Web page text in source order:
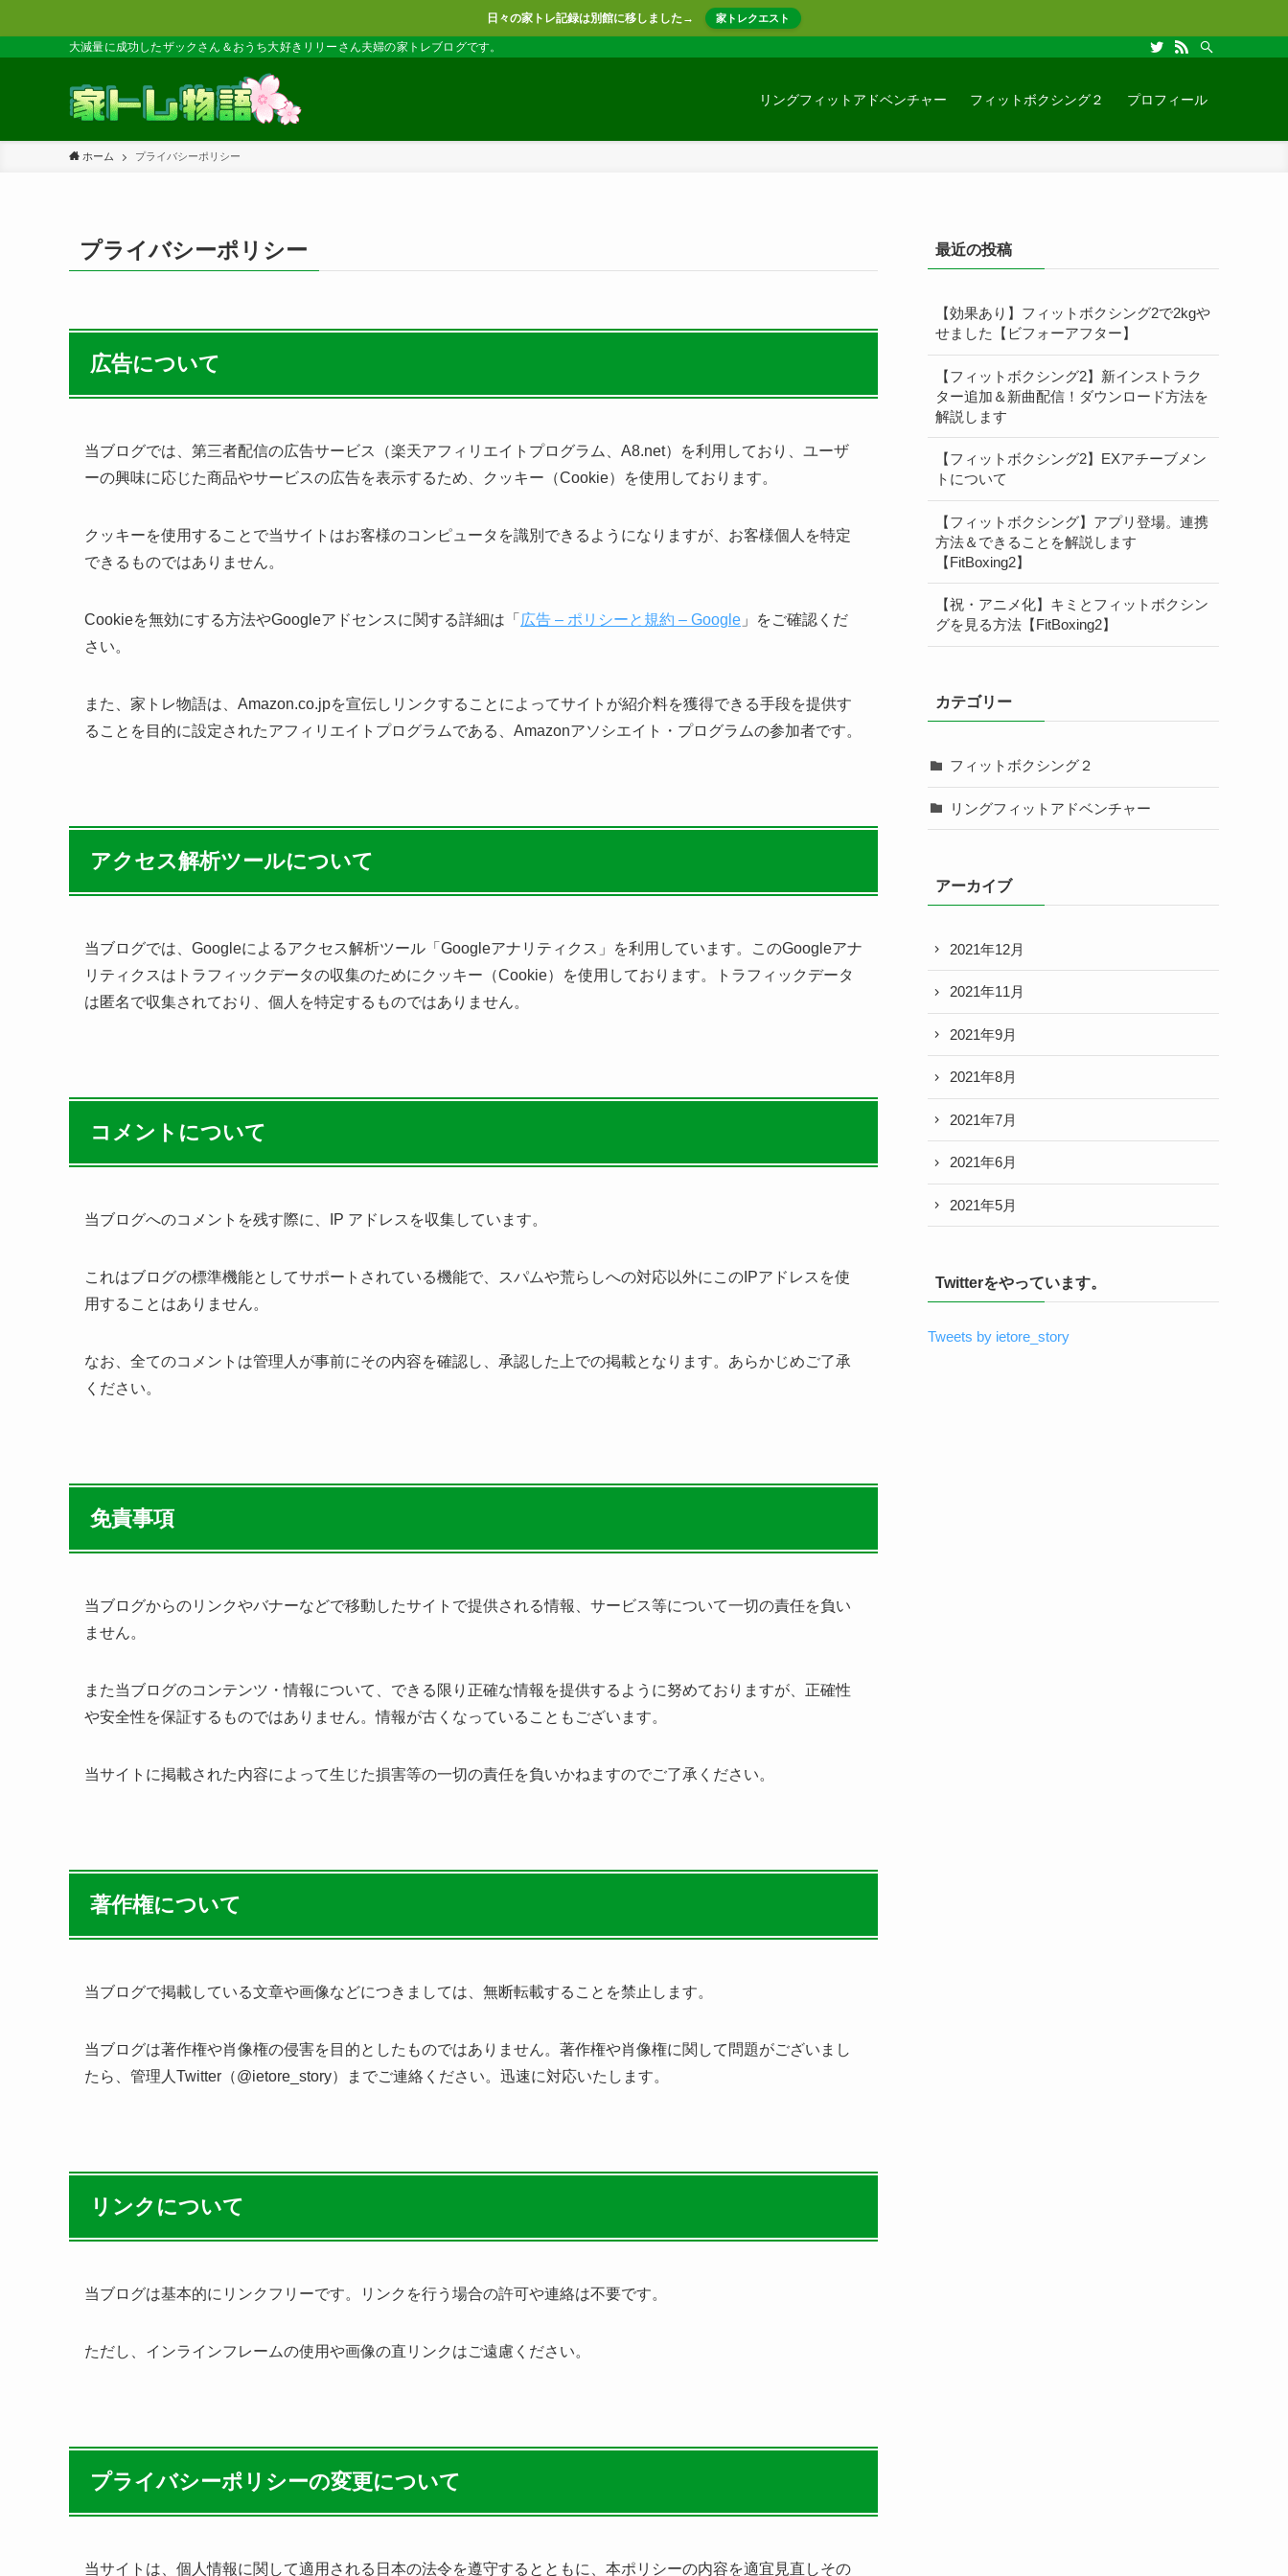
日々の家トレ記録は別館に移しました→ 家トレクエスト
大減量に成功したザックさん＆おうち大好きリリーさん夫婦の家トレブログです。
リングフィットアドベンチャー フィットボクシング２ プロフィール
ホーム プライバシーポリシー
プライバシーポリシー
広告について
当ブログでは、第三者配信の広告サービス（楽天アフィリエイトプログラム、A8.net）を利用しており、ユーザ
ーの興味に応じた商品やサービスの広告を表示するため、クッキー（Cookie）を使用しております。
クッキーを使用することで当サイトはお客様のコンピュータを識別できるようになりますが、お客様個人を特定
できるものではありません。
Cookieを無効にする方法やGoogleアドセンスに関する詳細は「 広告 – ポリシーと規約 – Google 」をご確認くだ
さい。
また、家トレ物語は、Amazon.co.jpを宣伝しリンクすることによってサイトが紹介料を獲得できる手段を提供す
ることを目的に設定されたアフィリエイトプログラムである、Amazonアソシエイト・プログラムの参加者です。
アクセス解析ツールについて
当ブログでは、Googleによるアクセス解析ツール「Googleアナリティクス」を利用しています。このGoogleアナ
リティクスはトラフィックデータの収集のためにクッキー（Cookie）を使用しております。トラフィックデータ
は匿名で収集されており、個人を特定するものではありません。
コメントについて
当ブログへのコメントを残す際に、IP アドレスを収集しています。
これはブログの標準機能としてサポートされている機能で、スパムや荒らしへの対応以外にこのIPアドレスを使
用することはありません。
なお、全てのコメントは管理人が事前にその内容を確認し、承認した上での掲載となります。あらかじめご了承
ください。
免責事項
当ブログからのリンクやバナーなどで移動したサイトで提供される情報、サービス等について一切の責任を負い
ません。
また当ブログのコンテンツ・情報について、できる限り正確な情報を提供するように努めておりますが、正確性
や安全性を保証するものではありません。情報が古くなっていることもございます。
当サイトに掲載された内容によって生じた損害等の一切の責任を負いかねますのでご了承ください。
著作権について
当ブログで掲載している文章や画像などにつきましては、無断転載することを禁止します。
当ブログは著作権や肖像権の侵害を目的としたものではありません。著作権や肖像権に関して問題がございまし
たら、管理人Twitter（@ietore_story）までご連絡ください。迅速に対応いたします。
リンクについて
当ブログは基本的にリンクフリーです。リンクを行う場合の許可や連絡は不要です。
ただし、インラインフレームの使用や画像の直リンクはご遠慮ください。
プライバシーポリシーの変更について
当サイトは、個人情報に関して適用される日本の法令を遵守するとともに、本ポリシーの内容を適宜見直しその
最近の投稿
【効果あり】フィットボクシング2で2kgや
せました【ビフォーアフター】
【フィットボクシング2】新インストラク
ター追加＆新曲配信！ダウンロード方法を
解説します
【フィットボクシング2】EXアチーブメン
トについて
【フィットボクシング】アプリ登場。連携
方法＆できることを解説します
【FitBoxing2】
【祝・アニメ化】キミとフィットボクシン
グを見る方法【FitBoxing2】
カテゴリー
フィットボクシング２
リングフィットアドベンチャー
アーカイブ
2021年12月
2021年11月
2021年9月
2021年8月
2021年7月
2021年6月
2021年5月
Twitterをやっています。
Tweets by ietore_story